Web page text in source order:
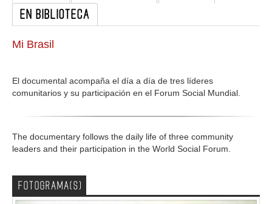
MUJERES
AUDIOVISUAL INDIGENA Y COMUNITARIO
EN BIBLIOTECA
Mi Brasil
El documental acompaña el día a día de tres líderes
comunitarios y su participación en el Forum Social Mundial.
The documentary follows the daily life of three community
leaders and their participation in the World Social Forum.
FOTOGRAMA(S)